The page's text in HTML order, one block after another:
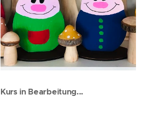
Kurs in Bearbeitung...